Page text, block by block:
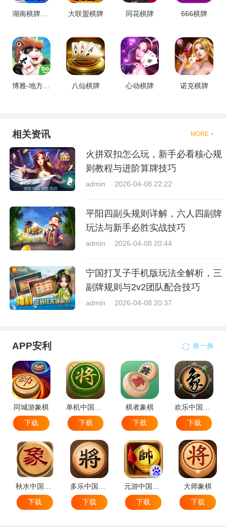
湖南棋牌合集 大联盟棋牌 同花棋牌 666棋牌
博雅-地方棋牌 八仙棋牌 心动棋牌 诺克棋牌
相关资讯 MORE +
火拼双扣怎么玩，新手必看核心规
则教程与进阶算牌技巧
admin 2026-04-08 22:22
平阳四副头规则详解，六人四副牌
玩法与新手必胜实战技巧
admin 2026-04-08 20:44
宁国打叉子手机版玩法全解析，三
副牌规则与2v2团队配合技巧
admin 2026-04-08 20:37
APP安利 换一换
同城游象棋
下载
单机中国象棋
下载
棋者象棋
下载
欢乐中国象棋
下载
秋水中国象棋
下载
多乐中国象棋
下载
元游中国象棋
下载
大师象棋
下载